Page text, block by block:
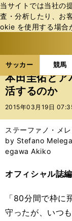
当サイトでは当社の
査・分析したり、お
okie を使⽤する場合
サッカー 競馬
ス
ポ
ル
バ
サッカーの
本田圭佑とア
活するのか
2015年03月19日
ステーファノ・メ
by Stefano
egawa Akiko
オフィシャル誌
「80分間で枠に
守ったが、いつ